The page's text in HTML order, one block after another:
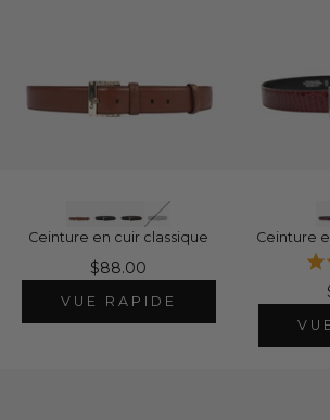
Ceinture en cuir classique
$88.00
VUE RAPIDE
Ceinture